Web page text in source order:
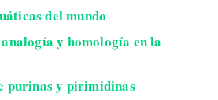
del mundo
y homología en la
purinas y pirimidinas